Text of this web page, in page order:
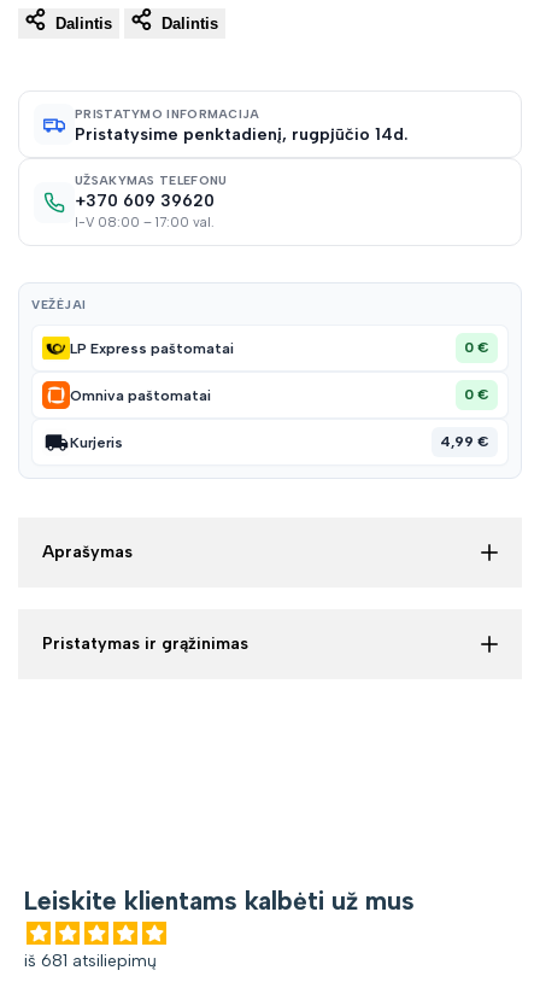
Dalintis Dalintis
PRISTATYMO INFORMACIJA
Pristatysime penktadienį, rugpjūčio 14d.
UŽSAKYMAS TELEFONU
+370 609 39620
I-V 08:00 – 17:00 val.
VEŽĖJAI
LP Express paštomatai 0 €
Omniva paštomatai 0 €
Kurjeris 4,99 €
Aprašymas
Pristatymas ir grąžinimas
Leiskite klientams kalbėti už mus
iš 681 atsiliepimų